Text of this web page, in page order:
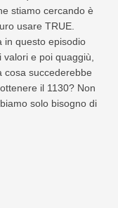
stiamo cercando è
usare TRUE.
in questo episodio
valori e poi quaggiù,
cosa succederebbe
il 1130? Non
solo bisogno di